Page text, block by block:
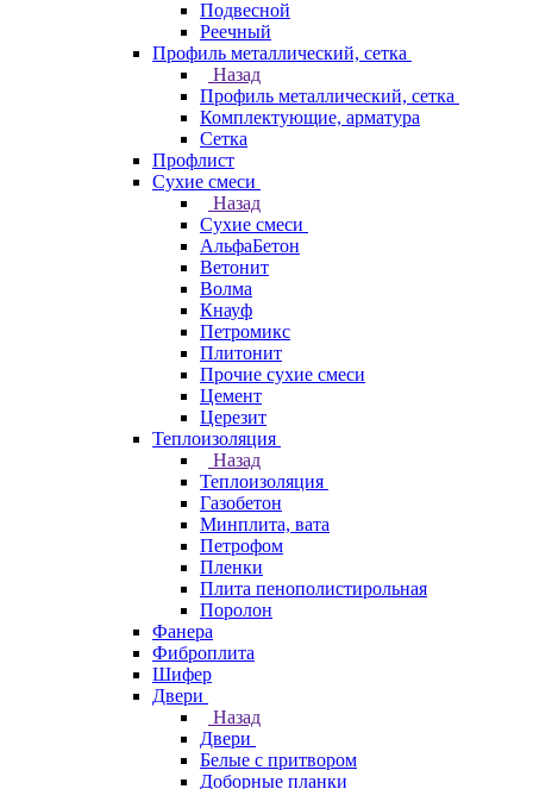
Подвесной
Реечный
Профиль металлический, сетка
Назад
Профиль металлический, сетка
Комплектующие, арматура
Сетка
Профлист
Сухие смеси
Назад
Сухие смеси
АльфаБетон
Ветонит
Волма
Кнауф
Петромикс
Плитонит
Прочие сухие смеси
Цемент
Церезит
Теплоизоляция
Назад
Теплоизоляция
Газобетон
Минплита, вата
Петрофом
Пленки
Плита пенополистирольная
Поролон
Фанера
Фиброплита
Шифер
Двери
Назад
Двери
Белые с притвором
Доборные планки